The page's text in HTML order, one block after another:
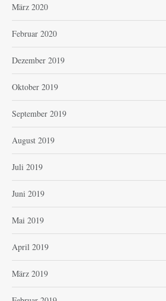
März 2020
Februar 2020
Dezember 2019
Oktober 2019
September 2019
August 2019
Juli 2019
Juni 2019
Mai 2019
April 2019
März 2019